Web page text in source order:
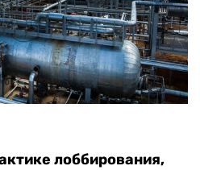
лоббирования,